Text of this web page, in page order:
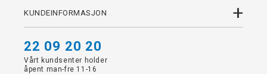
KUNDEINFORMASJON +
22 09 20 20
Vårt kundsenter holder
åpent man-fre 11-16